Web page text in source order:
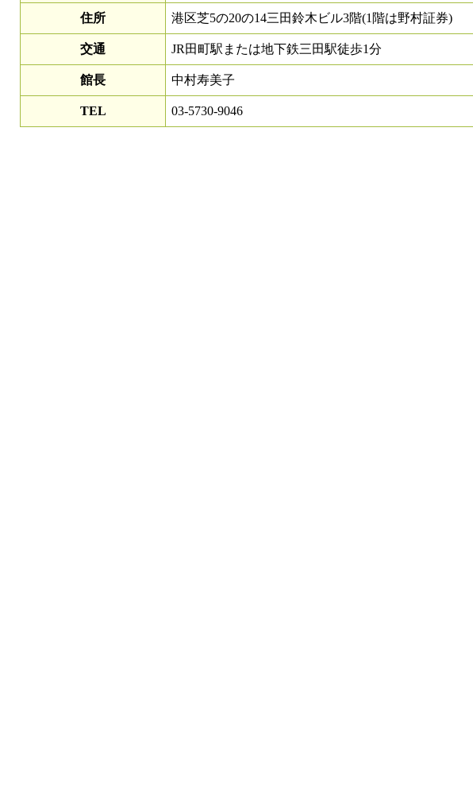
住所 港区芝5の20の14三田鈴木ビル3階(1階は野村証券)
交通 JR田町駅または地下鉄三田駅徒歩1分
館長 中村寿美子
TEL 03-5730-9046